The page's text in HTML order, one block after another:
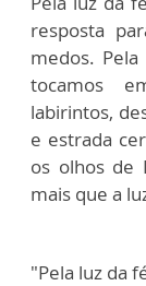
resposta
medos.
tocamos
labirintos,
e estrada
os olhos de
mais que a
"Pela luz da